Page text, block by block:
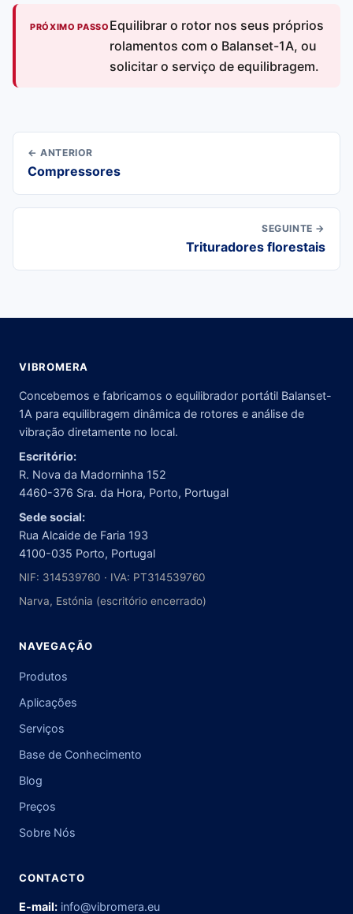
PRÓXIMO PASSO Equilibrar o rotor nos seus próprios
rolamentos com o Balanset-1A, ou
solicitar o serviço de equilibragem.
← ANTERIOR
Compressores
SEGUINTE →
Trituradores florestais
VIBROMERA
Concebemos e fabricamos o equilibrador portátil Balanset-
1A para equilibragem dinâmica de rotores e análise de
vibração diretamente no local.
Escritório:
R. Nova da Madorninha 152
4460-376 Sra. da Hora, Porto, Portugal
Sede social:
Rua Alcaide de Faria 193
4100-035 Porto, Portugal
NIF: 314539760 · IVA: PT314539760
Narva, Estónia (escritório encerrado)
NAVEGAÇÃO
Produtos
Aplicações
Serviços
Base de Conhecimento
Blog
Preços
Sobre Nós
CONTACTO
E-mail: info@vibromera.eu